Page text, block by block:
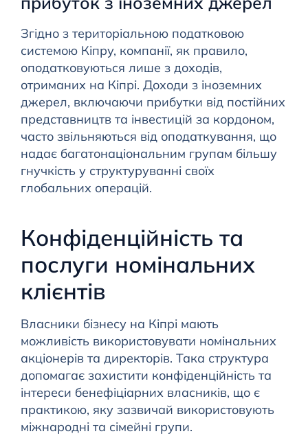
Згідно з територіальною податковою
системою Кіпру, компанії, як правило,
оподатковуються лише з доходів,
отриманих на Кіпрі. Доходи з іноземних
джерел, включаючи прибутки від постійних
представництв та інвестицій за кордоном,
часто звільняються від оподаткування, що
надає багатонаціональним групам більшу
гнучкість у структуруванні своїх
глобальних операцій.
Конфіденційність та
послуги номінальних
клієнтів
Власники бізнесу на Кіпрі мають
можливість використовувати номінальних
акціонерів та директорів. Така структура
допомагає захистити конфіденційність та
інтереси бенефіціарних власників, що є
практикою, яку зазвичай використовують
міжнародні та сімейні групи.